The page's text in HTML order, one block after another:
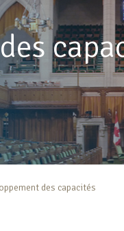
des capacités